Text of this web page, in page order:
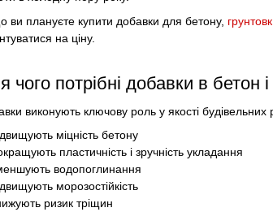
ви плануєте купити добавки для бетону,
на ціну.
чого потрібні добавки в бетон
виконують ключову роль у якості будівельних
міцність бетону
пластичність і зручність укладання
водопоглинання
морозостійкість
ризик тріщин